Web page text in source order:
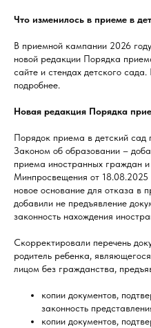
Что изменилось в приеме в
В приемной кампании 2026
новой редакции Порядка
сайте и стендах детского
подробнее.
Новая редакция Порядка
Порядок приема в детский сад
Законом об образовании –
приема иностранных граждан
Минпросвещения от
новое основание для отказа в
добавили не предъявление
законность нахождения
Скорректировали перечень
родитель ребенка,
лицом без гражданства,
копии документов,
законность
копии документов,